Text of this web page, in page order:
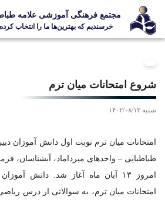
مجتمع فرهنگی آموزشی علامه
خرسندیم که بهترین‌ها ما را انتخاب
ثبت نام
مدارس
علامه +
ارتباط با ما
شروع امتحانات میان ترم
شنبه ۱۴۰۲/۰۸/۱۳
امتحانات میان ترم نوبت اول دانش آموزان
طباطبایی – واحدهای میرداماد، آبشناسان،
امروز ۱۳ آبان ماه آغاز شد. دانش
امتحانات میان ترم، به سوالاتی از درس